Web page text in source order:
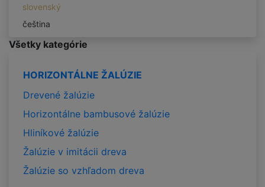
slovenský
čeština
Všetky kategórie
HORIZONTÁLNE ŽALÚZIE
Drevené žalúzie
Horizontálne bambusové žalúzie
Hliníkové žalúzie
Žalúzie v imitácii dreva
Žalúzie so vzhľadom dreva